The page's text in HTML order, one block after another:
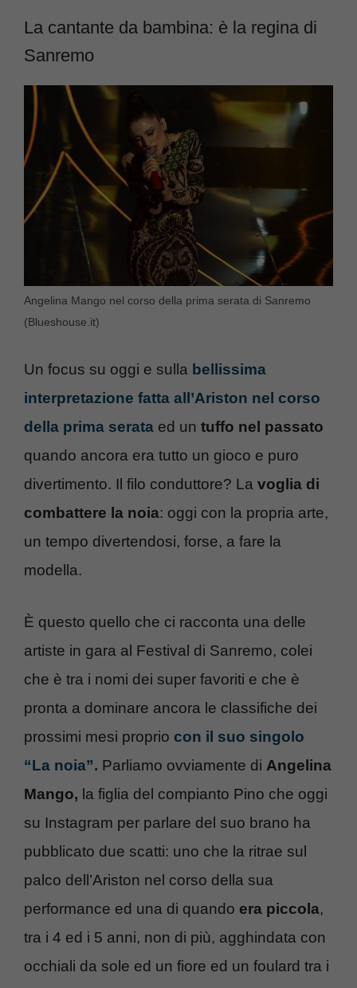
La cantante da bambina: è la regina di
Sanremo
Angelina Mango nel corso della prima serata di Sanremo
(Blueshouse.it)
Un focus su oggi e sulla bellissima
interpretazione fatta all’Ariston nel corso
della prima serata ed un tuffo nel passato
quando ancora era tutto un gioco e puro
divertimento. Il filo conduttore? La voglia di
combattere la noia: oggi con la propria arte,
un tempo divertendosi, forse, a fare la
modella.
È questo quello che ci racconta una delle
artiste in gara al Festival di Sanremo, colei
che è tra i nomi dei super favoriti e che è
pronta a dominare ancora le classifiche dei
prossimi mesi proprio con il suo singolo
“La noia”. Parliamo ovviamente di Angelina
Mango, la figlia del compianto Pino che oggi
su Instagram per parlare del suo brano ha
pubblicato due scatti: uno che la ritrae sul
palco dell’Ariston nel corso della sua
performance ed una di quando era piccola,
tra i 4 ed i 5 anni, non di più, agghindata con
occhiali da sole ed un fiore ed un foulard tra i